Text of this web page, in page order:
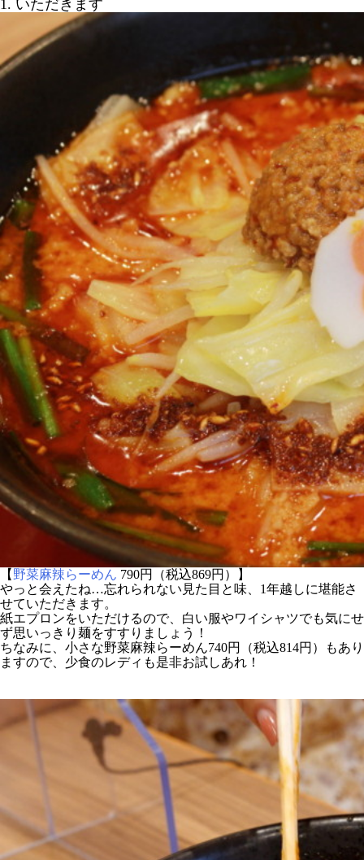
1. いただきます
【 野菜麻辣らーめん 790円（税込869円）】
やっと会えたね…忘れられない見た目と味、1年越しに堪能さ
せていただきます。
紙エプロンをいただけるので、白い服やワイシャツでも気にせ
ず思いっきり麺をすすりましょう！
ちなみに、小さな野菜麻辣らーめん740円（税込814円）もあり
ますので、少食のレディも是非お試しあれ！